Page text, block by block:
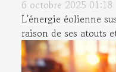
6 octobre 2025 01:18
L'énergie éolienne
raison de ses atouts